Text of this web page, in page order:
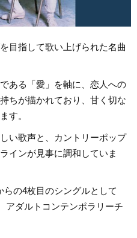
目指して歌い上げられた名曲
ある「愛」を軸に、恋人への
ちが描かれており、甘く切な
す。
い歌声と、カントリーポップ
インが見事に調和していま
らの4枚目のシングルとして
アダルトコンテンポラリーチ